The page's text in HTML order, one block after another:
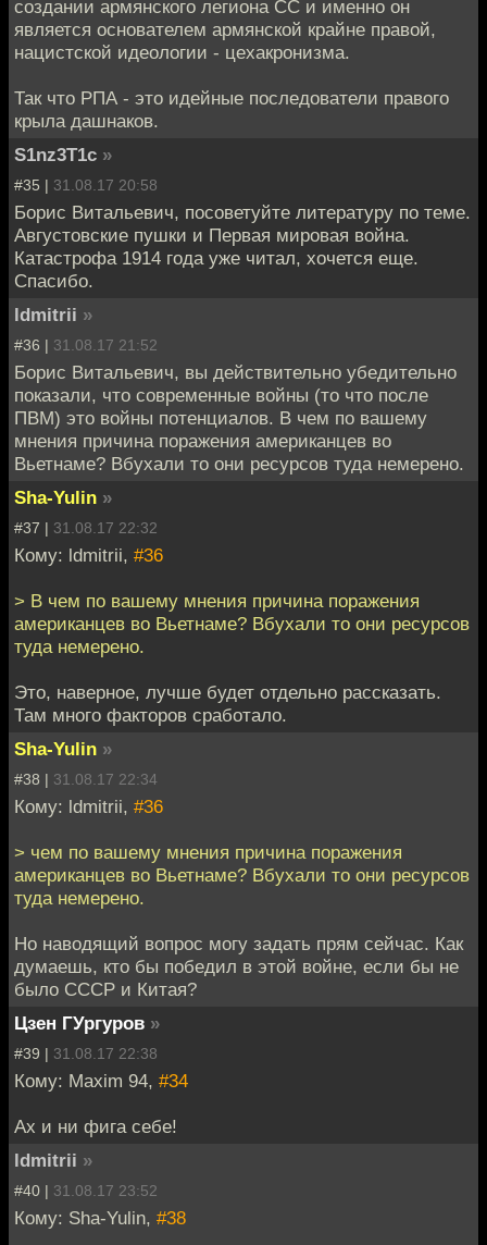
создании армянского легиона СС и именно он
является основателем армянской крайне правой,
нацистской идеологии - цехакронизма.
Так что РПА - это идейные последователи правого
крыла дашнаков.
S1nz3T1c »
#35 | 31.08.17 20:58
Борис Витальевич, посоветуйте литературу по теме.
Августовские пушки и Первая мировая война.
Катастрофа 1914 года уже читал, хочется еще.
Спасибо.
ldmitrii »
#36 | 31.08.17 21:52
Борис Витальевич, вы действительно убедительно
показали, что современные войны (то что после
ПВМ) это войны потенциалов. В чем по вашему
мнения причина поражения американцев во
Вьетнаме? Вбухали то они ресурсов туда немерено.
Sha-Yulin »
#37 | 31.08.17 22:32
Кому: ldmitrii, #36
> В чем по вашему мнения причина поражения
американцев во Вьетнаме? Вбухали то они ресурсов
туда немерено.
Это, наверное, лучше будет отдельно рассказать.
Там много факторов сработало.
Sha-Yulin »
#38 | 31.08.17 22:34
Кому: ldmitrii, #36
> чем по вашему мнения причина поражения
американцев во Вьетнаме? Вбухали то они ресурсов
туда немерено.
Но наводящий вопрос могу задать прям сейчас. Как
думаешь, кто бы победил в этой войне, если бы не
было СССР и Китая?
Цзен ГУргуров »
#39 | 31.08.17 22:38
Кому: Maxim 94, #34
Ах и ни фига себе!
ldmitrii »
#40 | 31.08.17 23:52
Кому: Sha-Yulin, #38